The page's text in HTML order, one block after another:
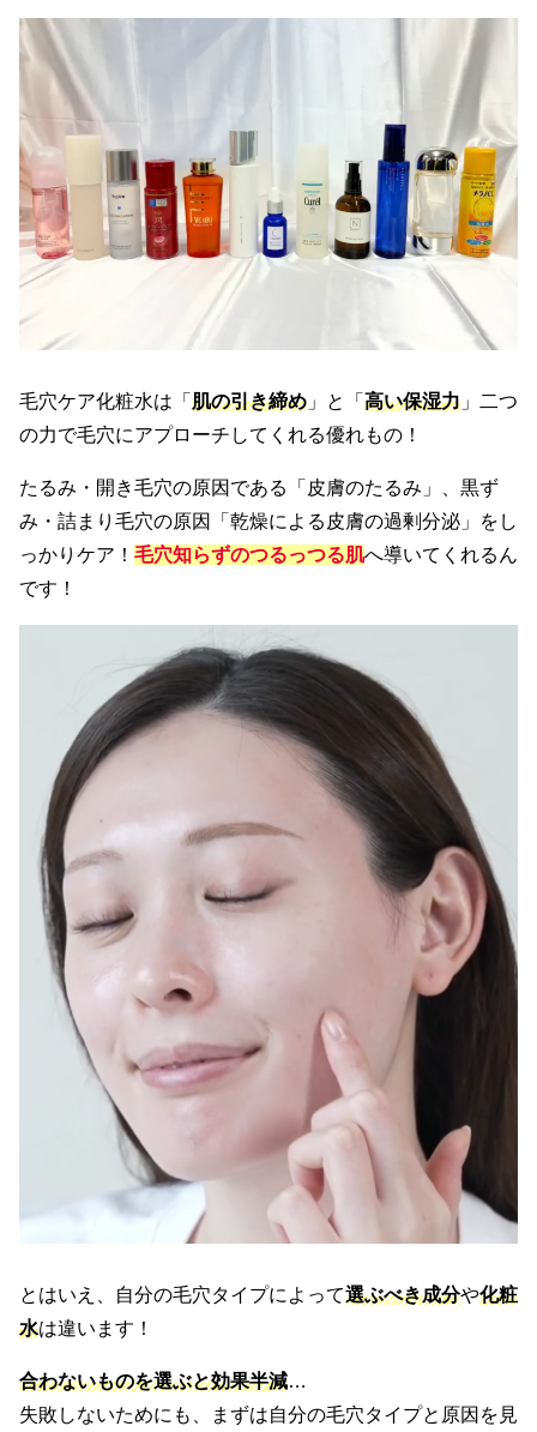
毛穴ケア化粧水は「 肌の引き締め 」と「 高い保湿力 」二つ
の力で毛穴にアプローチしてくれる優れもの！
たるみ・開き毛穴の原因である「皮膚のたるみ」、黒ず
み・詰まり毛穴の原因「乾燥による皮膚の過剰分泌」をし
っかりケア！ 毛穴知らずのつるっつる肌へ導いてくれるん
です！
とはいえ、自分の毛穴タイプによって選ぶべき成分や化粧
水は違います！
合わないものを選ぶと効果半減…
失敗しないためにも、まずは自分の毛穴タイプと原因を見